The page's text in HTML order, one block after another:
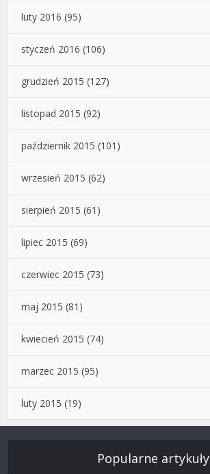
luty 2016 (95)
styczeń 2016 (106)
grudzień 2015 (127)
listopad 2015 (92)
październik 2015 (101)
wrzesień 2015 (62)
sierpień 2015 (61)
lipiec 2015 (69)
czerwiec 2015 (73)
maj 2015 (81)
kwiecień 2015 (74)
marzec 2015 (95)
luty 2015 (19)
Popularne artykuły